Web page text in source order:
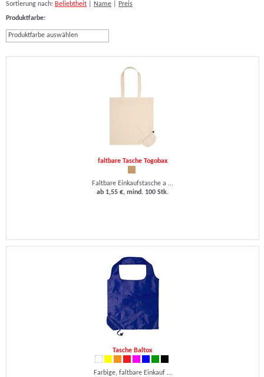
Sortierung nach: Beliebtheit Name
Preis
Produktfarbe:
Produktfarbe auswählen
faltbare Tasche Togobax
Faltbare Einkaufstasche a ...
ab 1,55 €, mind. 100 Stk.
Tasche Baltox
Farbige, faltbare Einkauf ...